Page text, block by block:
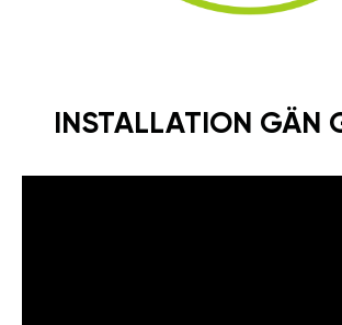
INSTALLATION GÄN